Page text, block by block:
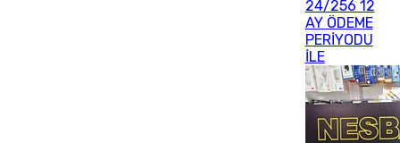
24/256 12
AY ÖDEME
PERİYODU
İLE